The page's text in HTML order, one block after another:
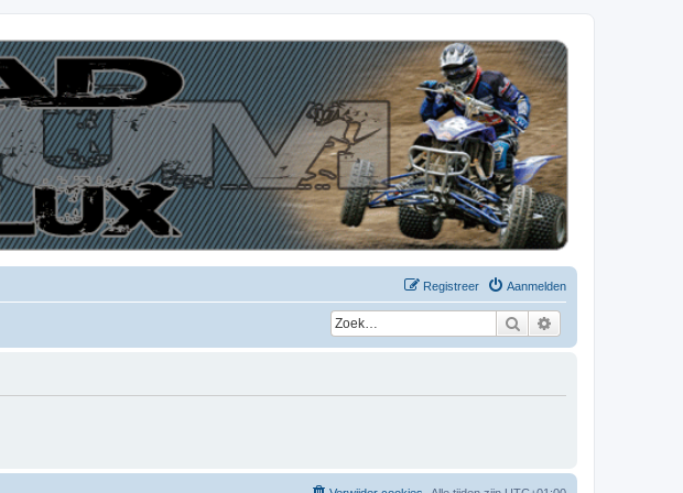
Aanmelden
Registreer
Zoek